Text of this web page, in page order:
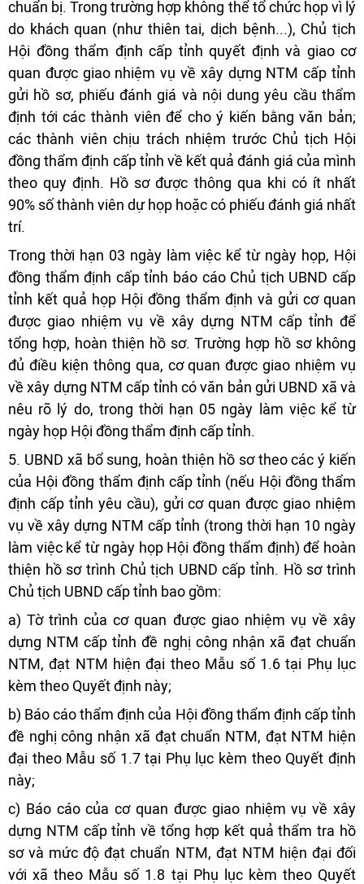
chuẩn bị. Trong trường hợp không thể tổ chức họp vì lý
do khách quan (như thiên tai, dịch bệnh...), Chủ tịch
Hội đồng thẩm định cấp tỉnh quyết định và giao cơ
quan được giao nhiệm vụ về xây dựng NTM cấp tỉnh
gửi hồ sơ, phiếu đánh giá và nội dung yêu cầu thẩm
định tới các thành viên để cho ý kiến bằng văn bản;
các thành viên chịu trách nhiệm trước Chủ tịch Hội
đồng thẩm định cấp tỉnh về kết quả đánh giá của mình
theo quy định. Hồ sơ được thông qua khi có ít nhất
90% số thành viên dự họp hoặc có phiếu đánh giá nhất
trí.
Trong thời hạn 03 ngày làm việc kể từ ngày họp, Hội
đồng thẩm định cấp tỉnh báo cáo Chủ tịch UBND cấp
tỉnh kết quả họp Hội đồng thẩm định và gửi cơ quan
được giao nhiệm vụ về xây dựng NTM cấp tỉnh để
tổng hợp, hoàn thiện hồ sơ. Trường hợp hồ sơ không
đủ điều kiện thông qua, cơ quan được giao nhiệm vụ
về xây dựng NTM cấp tỉnh có văn bản gửi UBND xã và
nêu rõ lý do, trong thời hạn 05 ngày làm việc kể từ
ngày họp Hội đồng thẩm định cấp tỉnh.
5. UBND xã bổ sung, hoàn thiện hồ sơ theo các ý kiến
của Hội đồng thẩm định cấp tỉnh (nếu Hội đồng thẩm
định cấp tỉnh yêu cầu), gửi cơ quan được giao nhiệm
vụ về xây dựng NTM cấp tỉnh (trong thời hạn 10 ngày
làm việc kể từ ngày họp Hội đồng thẩm định) để hoàn
thiện hồ sơ trình Chủ tịch UBND cấp tỉnh. Hồ sơ trình
Chủ tịch UBND cấp tỉnh bao gồm:
a) Tờ trình của cơ quan được giao nhiệm vụ về xây
dựng NTM cấp tỉnh đề nghị công nhận xã đạt chuẩn
NTM, đạt NTM hiện đại theo Mẫu số 1.6 tại Phụ lục
kèm theo Quyết định này;
b) Báo cáo thẩm định của Hội đồng thẩm định cấp tỉnh
đề nghị công nhận xã đạt chuẩn NTM, đạt NTM hiện
đại theo Mẫu số 1.7 tại Phụ lục kèm theo Quyết định
này;
c) Báo cáo của cơ quan được giao nhiệm vụ về xây
dựng NTM cấp tỉnh về tổng hợp kết quả thẩm tra hồ
sơ và mức độ đạt chuẩn NTM, đạt NTM hiện đại đối
với xã theo Mẫu số 1.8 tại Phụ lục kèm theo Quyết